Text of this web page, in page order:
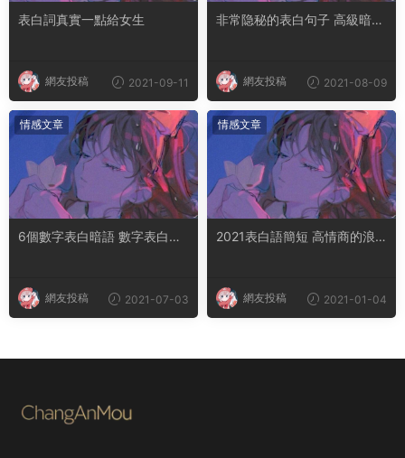
表白詞真實一點給女生
網友投稿 2021-09-11
非常隐秘的表白句子 高級暗語
網友投稿 2021-08-09
情感文章
6個數字表白暗語 數字表白暗
網友投稿 2021-07-03
情感文章
2021表白語簡短 高情商的浪
網友投稿 2021-01-04